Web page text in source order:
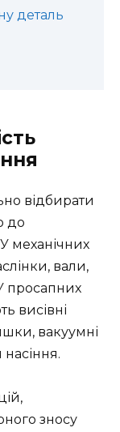
деталь
відбирати
до
механічних
вали,
просапних
висівні
вакуумні
зносу